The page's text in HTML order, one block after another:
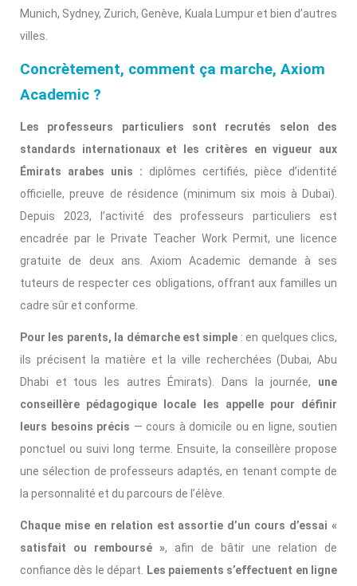
Munich, Sydney, Zurich, Genève, Kuala Lumpur et bien d’autres
villes.
Concrètement, comment ça marche, Axiom
Academic ?
Les professeurs particuliers sont recrutés selon des
standards internationaux et les critères en vigueur aux
Émirats arabes unis : diplômes certifiés, pièce d’identité
officielle, preuve de résidence (minimum six mois à Dubai).
Depuis 2023, l’activité des professeurs particuliers est
encadrée par le Private Teacher Work Permit, une licence
gratuite de deux ans. Axiom Academic demande à ses
tuteurs de respecter ces obligations, offrant aux familles un
cadre sûr et conforme.
Pour les parents, la démarche est simple : en quelques clics,
ils précisent la matière et la ville recherchées (Dubai, Abu
Dhabi et tous les autres Émirats). Dans la journée, une
conseillère pédagogique locale les appelle pour définir
leurs besoins précis — cours à domicile ou en ligne, soutien
ponctuel ou suivi long terme. Ensuite, la conseillère propose
une sélection de professeurs adaptés, en tenant compte de
la personnalité et du parcours de l’élève.
Chaque mise en relation est assortie d’un cours d’essai «
satisfait ou remboursé », afin de bâtir une relation de
confiance dès le départ. Les paiements s’effectuent en ligne